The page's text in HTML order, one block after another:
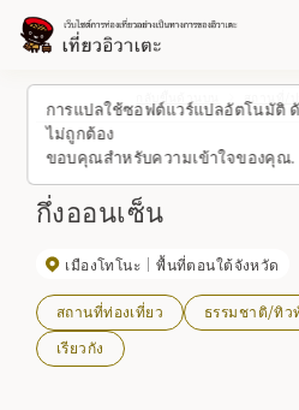
การแปลใช้ซอฟต์แวร์แปลอัตโนมัติ
ไม่ถูกต้อง
ขอบคุณสำหรับความเข้าใจของคุณ.
กลับขึ้นด้านบน สถานที่/ป
กึ่งออนเซ็น
เมืองโทโนะ พื้นที่ตอนใต้จังหวัด
สถานที่ท่องเที่ยว ธรรมชาติ/ทิ
เรียวกัง